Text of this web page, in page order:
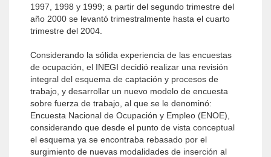
1997, 1998 y 1999; a partir del segundo trimestre del
año 2000 se levantó trimestralmente hasta el cuarto
trimestre del 2004.
Considerando la sólida experiencia de las encuestas
de ocupación, el INEGI decidió realizar una revisión
integral del esquema de captación y procesos de
trabajo, y desarrollar un nuevo modelo de encuesta
sobre fuerza de trabajo, al que se le denominó:
Encuesta Nacional de Ocupación y Empleo (ENOE),
considerando que desde el punto de vista conceptual
el esquema ya se encontraba rebasado por el
surgimiento de nuevas modalidades de inserción al